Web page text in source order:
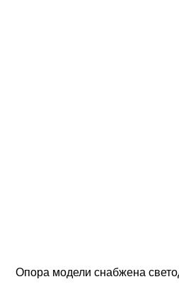
Опора модели снабжена